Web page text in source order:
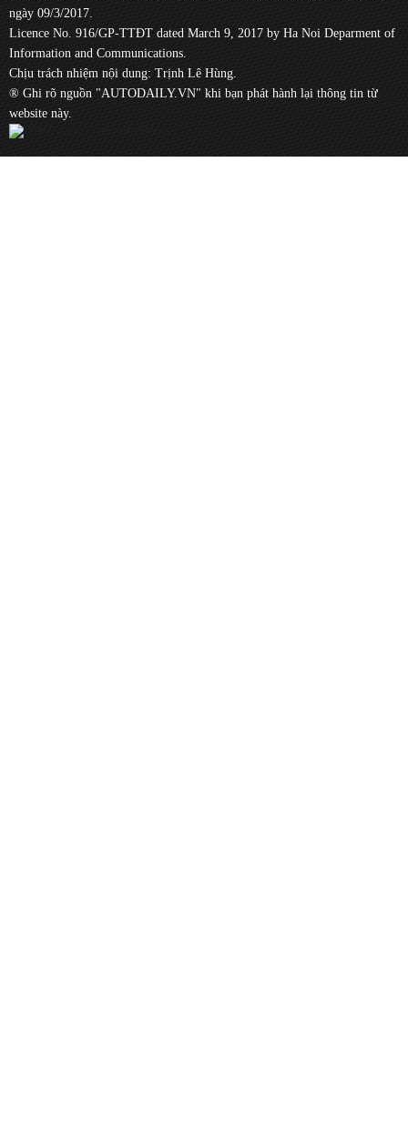
ngày 09/3/2017.
Licence No. 916/GP-TTĐT dated March 9, 2017 by Ha Noi Deparment of
Information and Communications.
Chịu trách nhiệm nội dung: Trịnh Lê Hùng.
® Ghi rõ nguồn "AUTODAILY.VN" khi bạn phát hành lại thông tin từ
website này.